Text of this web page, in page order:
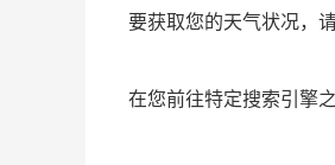
要获取您的天气状况，
在您前往特定搜索引擎